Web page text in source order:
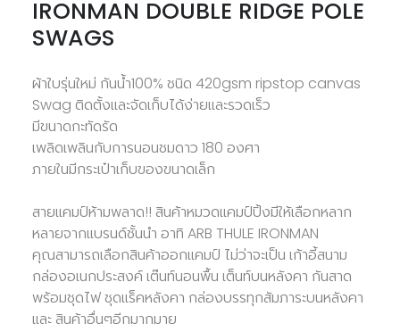
IRONMAN DOUBLE RIDGE POLE
SWAGS
ผ้าใบรุ่นใหม่ กันน้ำ100% ชนิด 420gsm ripstop canvas
Swag ติดตั้งและจัดเก็บได้ง่ายและรวดเร็ว
มีขนาดกะทัดรัด
เพลิดเพลินกับการนอนชมดาว 180 องศา
ภายในมีกระเป๋าเก็บของขนาดเล็ก
สายแคมป์ห้ามพลาด!! สินค้าหมวดแคมป์ปิ้งมีให้เลือกหลาก
หลายจากแบรนด์ชั้นนำ อาทิ ARB THULE IRONMAN
คุณสามารถเลือกสินค้าออกแคมป์ ไม่ว่าจะเป็น เก้าอี้สนาม
กล่องอเนกประสงค์ เต๊นท์นอนพื้น เต็นท์บนหลังคา กันสาด
พร้อมชุดไฟ ชุดแร็คหลังคา กล่องบรรทุกสัมภาระบนหลังคา
และ สินค้าอื่นๆอีกมากมาย